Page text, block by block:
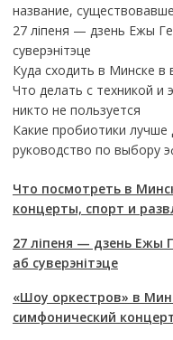
название,
27 ліпеня — дзень Ежы
суверэнітэце
Куда сходить в Минске
Что делать с техникой и
никто не пользуется
Какие пробиотики
руководство по выбору
Что посмотреть в
концерты, спорт и
27 ліпеня — дзень Ежы
аб суверэнітэце
«Шоу оркестров» в
симфонический